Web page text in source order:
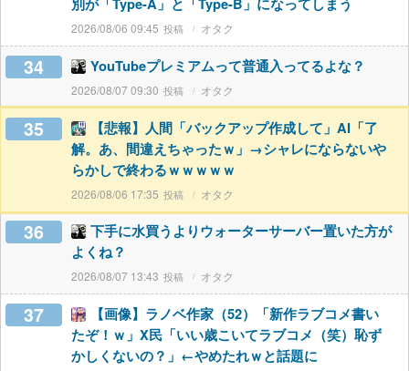
2026/08/06 09:45 オタク
34 YouTubeプレミアムって普通入ってるよな？
2026/08/07 09:30 オタク
35
【悲報】人間「バックアップ作成して」AI「了
解。あ、間違えちゃったｗ」→シャレにならないや
らかしで終わるｗｗｗｗｗ
2026/08/06 17:35 オタク
36
下手に水買うよりウォーターサーバー置いた方が
よくね？
2026/08/07 13:43 オタク
37
【画像】ラノベ作家（52）「新作ラブコメ書い
たぞ！ｗ」X民「いい歳こいてラブコメ（笑）恥ず
かしくないの？」←やめたれｗと話題に